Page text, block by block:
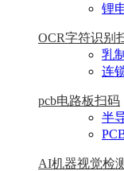
锂
OCR字符识别
乳
连
pcb电路板扫码
半
AI机器视觉检